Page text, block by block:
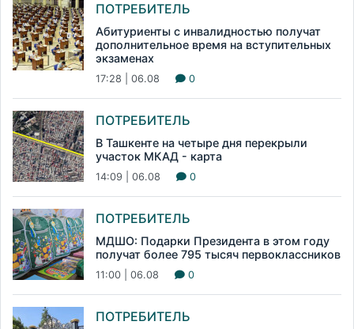
ПОТРЕБИТЕЛЬ
Абитуриенты с инвалидностью получат
дополнительное время на вступительных
экзаменах
17:28 | 06.08 0
ПОТРЕБИТЕЛЬ
В Ташкенте на четыре дня перекрыли
участок МКАД - карта
14:09 | 06.08 0
ПОТРЕБИТЕЛЬ
МДШО: Подарки Президента в этом году
получат более 795 тысяч первоклассников
11:00 | 06.08 0
ПОТРЕБИТЕЛЬ